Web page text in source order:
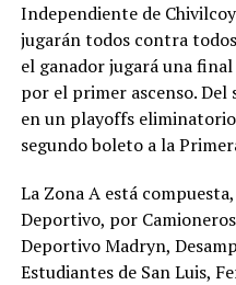
Independiente de
jugarán todos contra
el ganador jugará una
por el primer ascenso. Del
en un playoffs
segundo boleto a la
La Zona A está
Deportivo, por
Deportivo Madryn,
Estudiantes de San Luis,